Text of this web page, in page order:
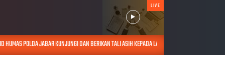
LIVE
DAN BERIKAN TALI ASIH KEPADA LANSIA SEBATANG KARA DI JATINANGOR